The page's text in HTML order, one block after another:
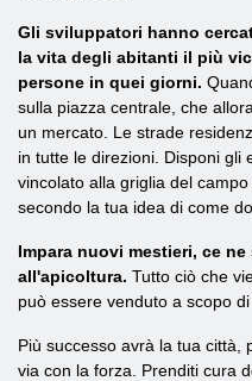
Gli sviluppatori hanno
la vita degli abitanti il più
persone in quei giorni.
sulla piazza centrale, che
un mercato. Le strade
in tutte le direzioni. Disponi gli
vincolato alla griglia del
secondo la tua idea di come
Impara nuovi mestieri, ce
all'apicoltura. Tutto ciò che
può essere venduto a scopo di
Più successo avrà la tua città,
via con la forza. Prenditi cura